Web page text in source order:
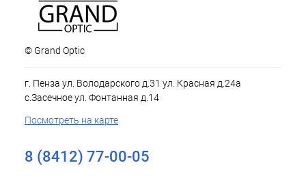
© Grand Optic
г. Пенза ул. Володарского д.31 ул. Красная д.24а
с.Засечное ул. Фонтанная д.14
Посмотреть на карте
8 (8412) 77-00-05